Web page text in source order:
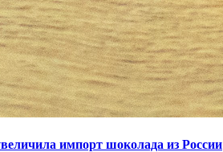
импорт шоколада из России